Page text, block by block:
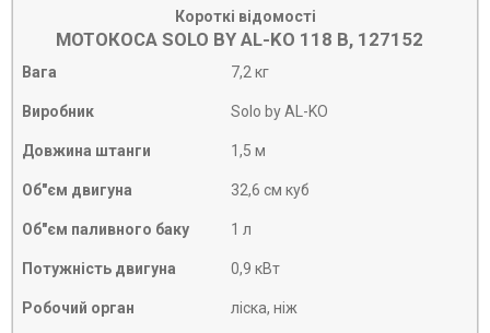
Короткі відомості
МОТОКОСА SOLO BY AL-KO 118 В, 127152
Вага 7,2 кг
Виробник Solo by AL-KO
Довжина штанги 1,5 м
Об"єм двигуна 32,6 см куб
Об"єм паливного баку 1 л
Потужність двигуна 0,9 кВт
Робочий орган ліска, ніж